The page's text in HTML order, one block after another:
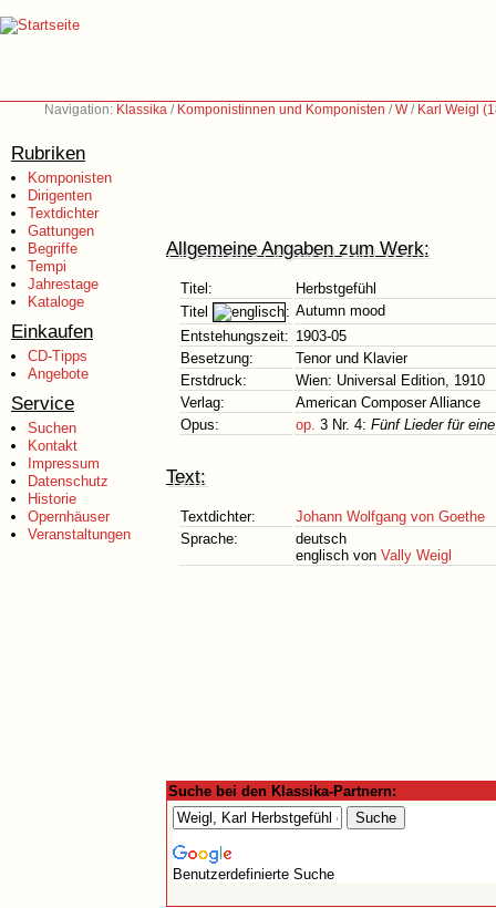
Navigation: Klassika / Komponistinnen und Komponisten /W/ Karl Weigl
Rubriken
Komponisten
Dirigenten
Textdichter
Gattungen
Begriffe
Tempi
Jahrestage
Kataloge
Einkaufen
CD-Tipps
Angebote
Service
Suchen
Kontakt
Impressum
Datenschutz
Historie
Opernhäuser
Veranstaltungen
Allgemeine Angaben zum Werk:
Titel:
Herbstgefühl
Titel
: Autumn mood
Entstehungszeit: 1903-05
Besetzung:
Tenor und Klavier
Erstdruck:
Wien: Universal Edition, 1910
Verlag:
American Composer Alliance
Opus:
op. 3 Nr. 4: Fünf Lieder für
Text:
Textdichter:
Johann Wolfgang von Goethe
Sprache:
deutsch
englisch von Vally Weigl
Suche bei den Klassika-Partnern:
Benutzerdefinierte Suche